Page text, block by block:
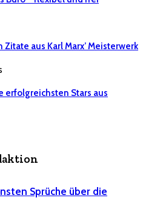
aus Karl Marx’ Meisterwerk
erfolgreichsten Stars aus
Sprüche über die